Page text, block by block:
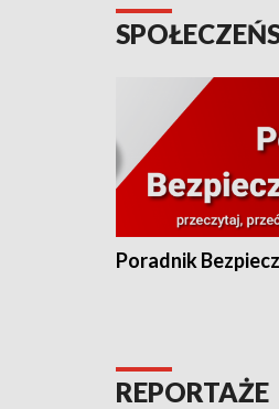
Poradnik
REPORTAŻE